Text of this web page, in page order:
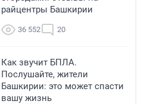
райцентры Башкирии
36 552 20
Как звучит БПЛА.
Послушайте, жители
Башкирии: это может спасти
вашу жизнь